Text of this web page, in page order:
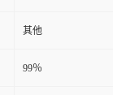
其他
99％